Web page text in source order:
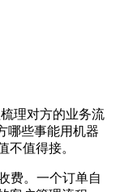
理对方的业务流
哪些事能用机器
不值得接。
费。一个订单自